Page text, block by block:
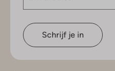
Schrijf je in